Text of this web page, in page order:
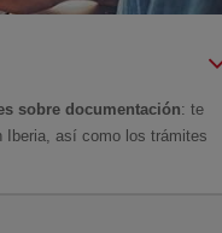
sobre documentación: te
Iberia, así como los trámites